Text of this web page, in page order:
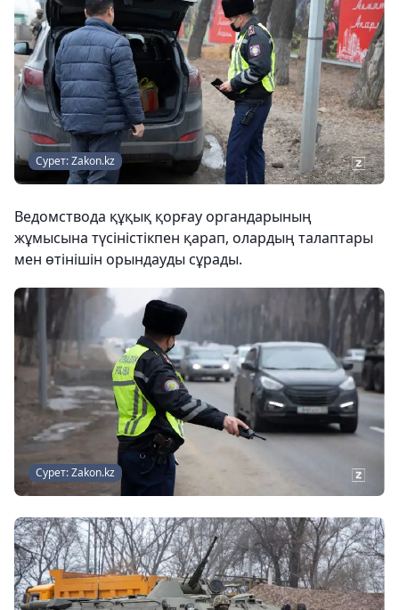
Сурет: Zakon.kz
Ведомствода құқық қорғау органдарының
жұмысына түсіністікпен қарап, олардың талаптары
мен өтінішін орындауды сұрады.
Сурет: Zakon.kz